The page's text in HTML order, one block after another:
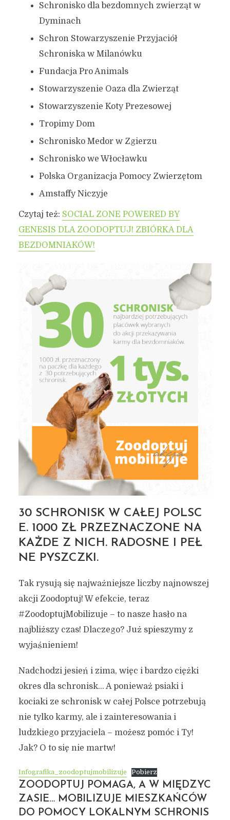
Schronisko dla bezdomnych zwierząt w
Dyminach
Schron Stowarzyszenie Przyjaciół
Schroniska w Milanówku
Fundacja Pro Animals
Stowarzyszenie Oaza dla Zwierząt
Stowarzyszenie Koty Prezesowej
Tropimy Dom
Schronisko Medor w Zgierzu
Schronisko we Włocławku
Polska Organizacja Pomocy Zwierzętom
Amstaffy Niczyje
Czytaj też: SOCIAL ZONE POWERED BY
GENESIS DLA ZOODOPTUJ! ZBIÓRKA DLA
BEZDOMNIAKÓW!
30 SCHRONISK W CAŁEJ POLSC
E. 1000 ZŁ PRZEZNACZONE NA
KAŻDE Z NICH. RADOSNE I PEŁ
NE PYSZCZKI.
Tak rysują się najważniejsze liczby najnowszej
akcji Zoodoptuj! W efekcie, teraz
#ZoodoptujMobilizuje – to nasze hasło na
najbliższy czas! Dlaczego? Już spieszymy z
wyjaśnieniem!
Nadchodzi jesień i zima, więc i bardzo ciężki
okres dla schronisk… A ponieważ psiaki i
kociaki ze schronisk w całej Polsce potrzebują
nie tylko karmy, ale i zainteresowania i
ludzkiego przyjaciela – możesz pomóc i Ty!
Jak? O to się nie martw!
Infografika_zoodoptujmobilizuje Pobierz
ZOODOPTUJ POMAGA, A W MIĘDZYC
ZASIE… MOBILIZUJE MIESZKAŃCÓW
DO POMOCY LOKALNYM SCHRONIS